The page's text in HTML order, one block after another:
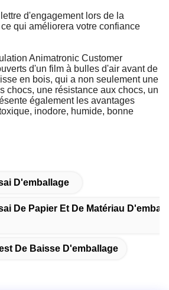
d'engagement lors de la
qui améliorera votre confiance
Animatronic Customer
d'un film à bulles d'air avant de
en bois, qui a non seulement une
chocs, une résistance aux chocs, un
également les avantages
inodore, humide, bonne
D'emballage
De Papier Et De Matériau
De Baisse D'emballage